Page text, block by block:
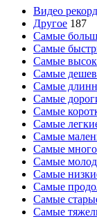
Видео
Другое 187
Самые
Самые
Самые
Самые
Самые
Самые
Самые
Самые
Самые
Самые
Самые
Самые
Самые
Самые
Самые